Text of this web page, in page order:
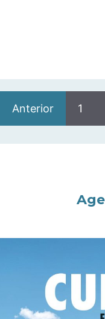
Anterior 1